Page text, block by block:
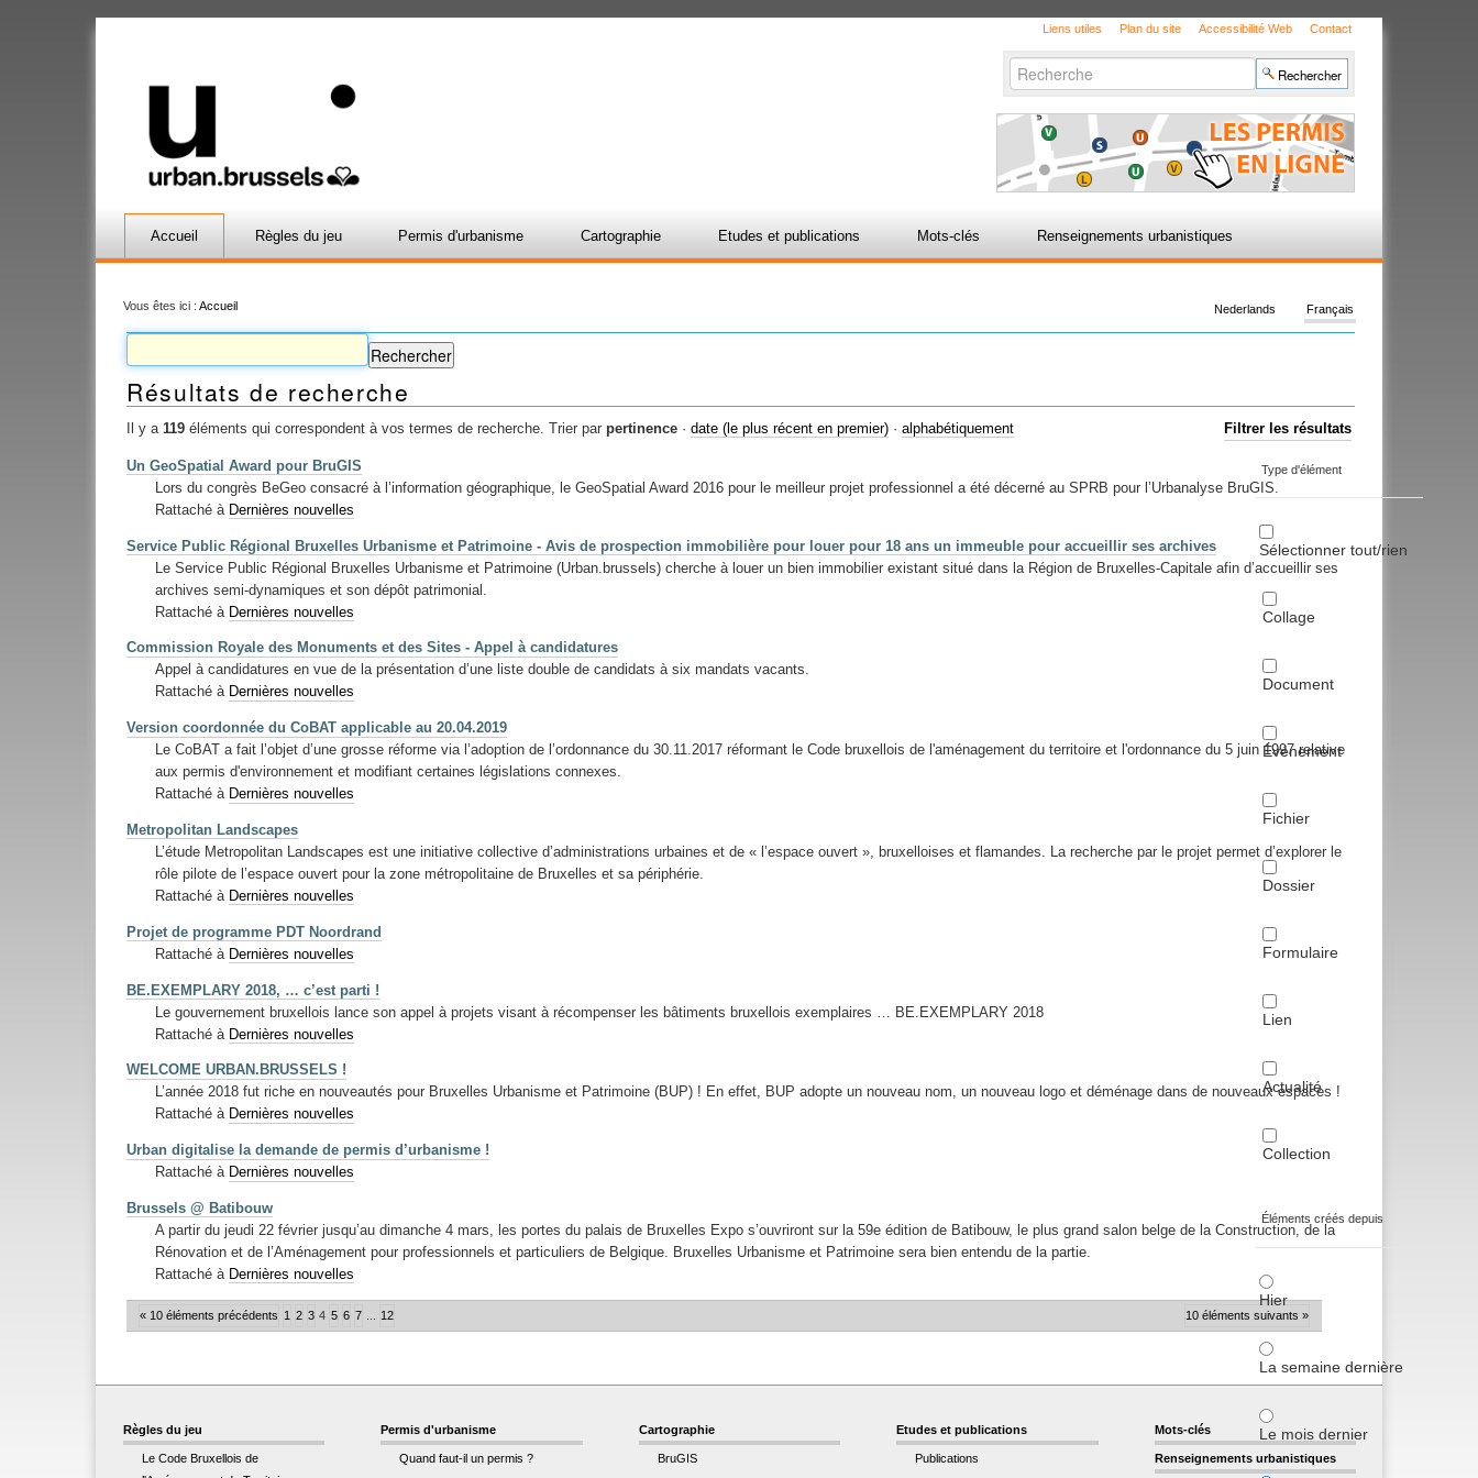
Liens utiles Plan du site Accessibilité Web Contact
Chercher par
avancée…
Accueil Règles du jeu Permis d'urbanisme Cartographie Etudes et publications Mots-clés Renseignements urbanistiques
Vous êtes ici : Accueil Français
Nederlands
Résultats de recherche
Il y a 119 éléments qui correspondent à vos termes de recherche. Filtrer les résultats
Type d'élément
Sélectionner tout/rien
Collage
Document
Événement
Fichier
Dossier
Formulaire
Lien
Actualité
Collection
Éléments créés depuis
Hier
La semaine dernière
Le mois dernier
Trier par pertinence · date (le plus récent en premier) · alphabétiquement
Un GeoSpatial Award pour BruGIS
Lors du congrès BeGeo consacré à l’information géographique, le GeoSpatial Award 2016 pour le meilleur projet professionnel a été décerné au SPRB pour l’Urbanalyse BruGIS.
Rattaché à Dernières nouvelles
Service Public Régional Bruxelles Urbanisme et Patrimoine - Avis de prospection immobilière pour louer pour 18 ans un immeuble pour accueillir ses archives
Le Service Public Régional Bruxelles Urbanisme et Patrimoine (Urban.brussels) cherche à louer un bien immobilier existant situé dans la Région de Bruxelles-Capitale afin d’accueillir ses
archives semi-dynamiques et son dépôt patrimonial.
Rattaché à Dernières nouvelles
Commission Royale des Monuments et des Sites - Appel à candidatures
Appel à candidatures en vue de la présentation d’une liste double de candidats à six mandats vacants.
Rattaché à Dernières nouvelles
Version coordonnée du CoBAT applicable au 20.04.2019
Le CoBAT a fait l’objet d’une grosse réforme via l’adoption de l’ordonnance du 30.11.2017 réformant le Code bruxellois de l'aménagement du territoire et l'ordonnance du 5 juin 1997 relative
aux permis d'environnement et modifiant certaines législations connexes.
Rattaché à Dernières nouvelles
Metropolitan Landscapes
L’étude Metropolitan Landscapes est une initiative collective d’administrations urbaines et de « l’espace ouvert », bruxelloises et flamandes. La recherche par le projet permet d’explorer le
rôle pilote de l’espace ouvert pour la zone métropolitaine de Bruxelles et sa périphérie.
Rattaché à Dernières nouvelles
Projet de programme PDT Noordrand
Rattaché à Dernières nouvelles
BE.EXEMPLARY 2018, … c’est parti !
Le gouvernement bruxellois lance son appel à projets visant à récompenser les bâtiments bruxellois exemplaires … BE.EXEMPLARY 2018
Rattaché à Dernières nouvelles
WELCOME URBAN.BRUSSELS !
L’année 2018 fut riche en nouveautés pour Bruxelles Urbanisme et Patrimoine (BUP) ! En effet, BUP adopte un nouveau nom, un nouveau logo et déménage dans de nouveaux espaces !
Rattaché à Dernières nouvelles
Urban digitalise la demande de permis d’urbanisme !
Rattaché à Dernières nouvelles
Brussels @ Batibouw
A partir du jeudi 22 février jusqu’au dimanche 4 mars, les portes du palais de Bruxelles Expo s’ouvriront sur la 59e édition de Batibouw, le plus grand salon belge de la Construction, de la
Rénovation et de l’Aménagement pour professionnels et particuliers de Belgique. Bruxelles Urbanisme et Patrimoine sera bien entendu de la partie.
Rattaché à Dernières nouvelles
« 10 éléments précédents 10 éléments suivants »
1 2 3 4 5 6 7 12
Règles du jeu
Le Code Bruxellois de
Permis d'urbanisme
Quand faut-il un permis ?
Cartographie
BruGIS
Etudes et publications
Publications
Mots-clés
Renseignements urbanistiques